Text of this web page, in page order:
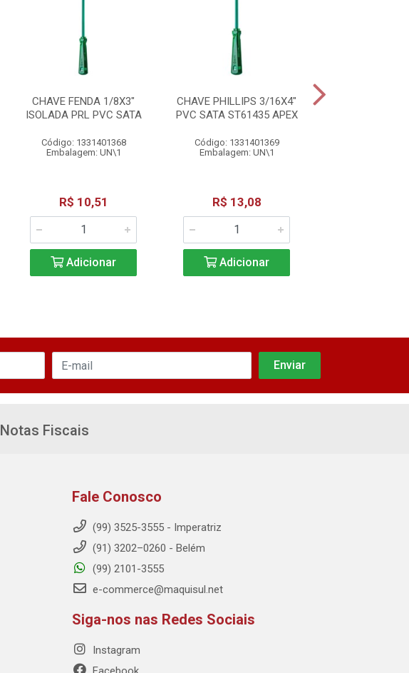
CHAVE FENDA 1/8X3"
ISOLADA PRL PVC SATA
Código: 1331401368
Embalagem: UN\1
R$ 10,51
Adicionar
CHAVE PHILLIPS 3/16X4"
PVC SATA ST61435 APEX
Código: 1331401369
Embalagem: UN\1
R$ 13,08
Adicionar
Notas Fiscais
Fale Conosco
(99) 3525-3555 - Imperatriz
(91) 3202–0260 - Belém
(99) 2101-3555
e-commerce@maquisul.net
Siga-nos nas Redes Sociais
Instagram